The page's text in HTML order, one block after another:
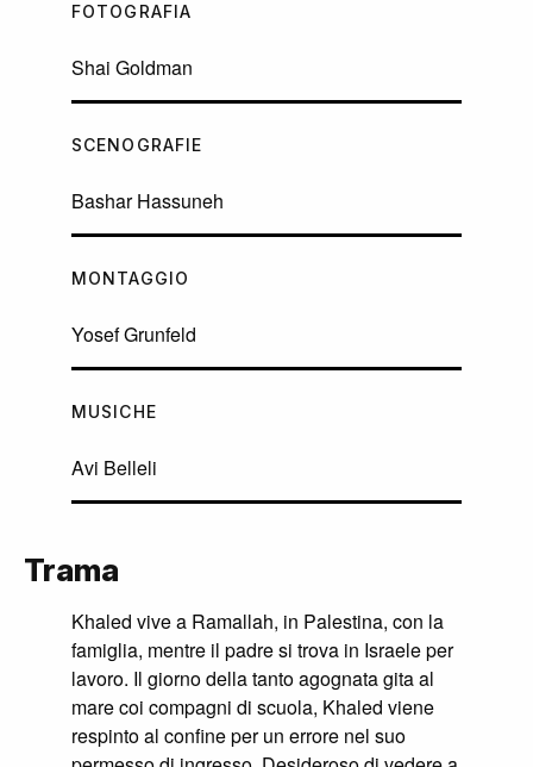
FOTOGRAFIA
Shai Goldman
SCENOGRAFIE
Bashar Hassuneh
MONTAGGIO
Yosef Grunfeld
MUSICHE
Avi Belleli
Trama
Khaled vive a Ramallah, in Palestina, con la
famiglia, mentre il padre si trova in Israele per
lavoro. Il giorno della tanto agognata gita al
mare coi compagni di scuola, Khaled viene
respinto al confine per un errore nel suo